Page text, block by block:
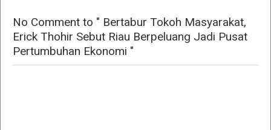
No Comment to " Bertabur Tokoh Masyarakat,
Erick Thohir Sebut Riau Berpeluang Jadi Pusat
Pertumbuhan Ekonomi "